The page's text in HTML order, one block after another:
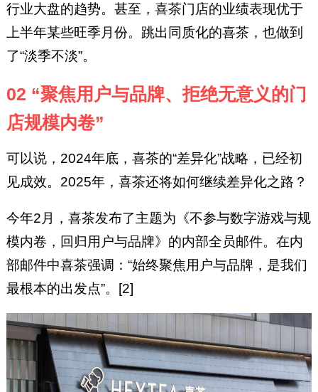
行业大盘的趋势。甚至，喜茶门店的业绩表现优于
上半年某些旺季月份。跳出同质化的喜茶，也做到
了“淡季不淡”。
02 “聚焦用户与品牌、拒绝无意义的门
店规模内卷”
可以说，2024年底，喜茶的“差异化”战略，已经初
见成效。2025年，喜茶还将如何继续差异化之路？
今年2月，喜茶发布了主题为《不参与数字游戏与规
模内卷，回归用户与品牌》的内部全员邮件。在内
部邮件中喜茶强调：“始终聚焦用户与品牌，是我们
最根本的出发点”。[2]